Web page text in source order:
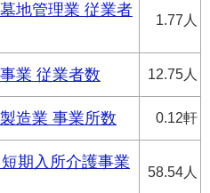
地管理業 従業者
1.77人
業 従業者数 12.75人
造業 事業所数 0.12軒
期入所介護事業
58.54人